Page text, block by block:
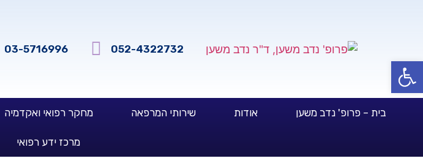
פתח סרגל נגישות
052-4322732
03-5716996
בית – פרופ' נדב משען אודות שירותי המרפאה מחקר רפואי ואקדמיה
מרכז ידע רפואי